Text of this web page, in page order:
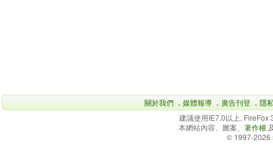
關於我們 ． 媒體報導 ． 廣告刊登 ． 隱
建議使用IE7.0以上,
本網站內容、圖案、 著作權
© 1997-2026